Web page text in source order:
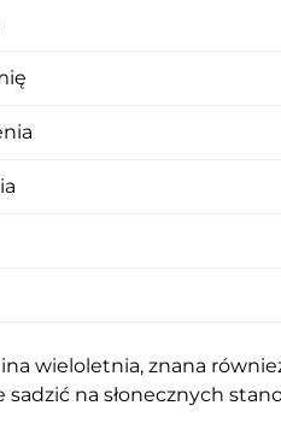
wieloletnia, znana
na słonecznych